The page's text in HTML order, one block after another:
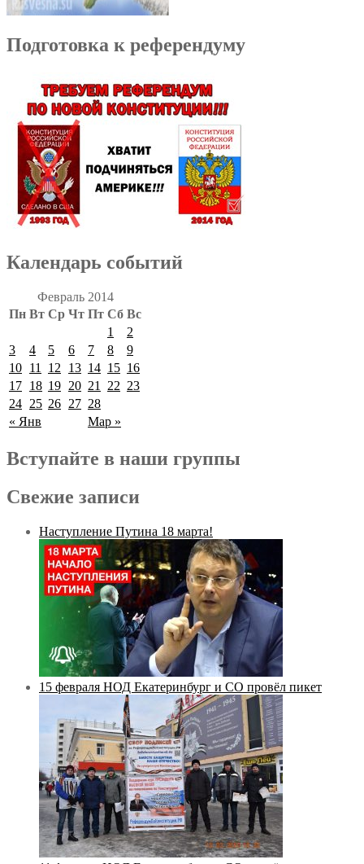
Подготовка к референдуму
Календарь событий
Февраль 2014
Пн Вт Ср Чт Пт Сб Вс
« Янв Мар »
1
2
3
4 5 6 7 8
9
10 11 12 13 14 15 16
17 18 19 20 21 22 23
24 25 26 27 28
Вступайте в наши группы
Свежие записи
Наступление Путина 18 марта!
15 февраля НОД Екатеринбург и СО провёл пикет